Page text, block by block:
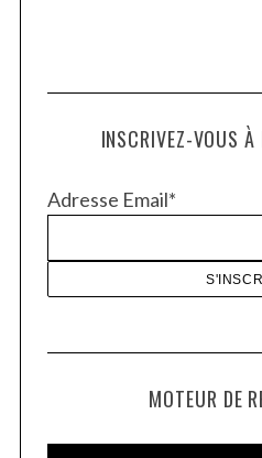
INSCRIVEZ-VOUS À
Adresse Email*
MOTEUR DE